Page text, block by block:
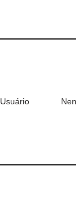
Usuário